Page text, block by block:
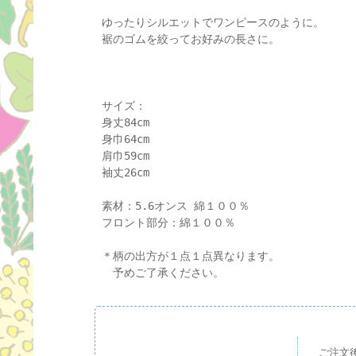
ゆったりシルエットでワンピースのように。
裾のゴムを絞ってお好みの長さに。
サイズ：
身丈84cm
身巾64cm
肩巾59cm
袖丈26cm
素材：5.6オンス 綿１００％
フロント部分：綿１００％
＊柄の出方が１点１点異なります。
予めご了承ください。
ご注文